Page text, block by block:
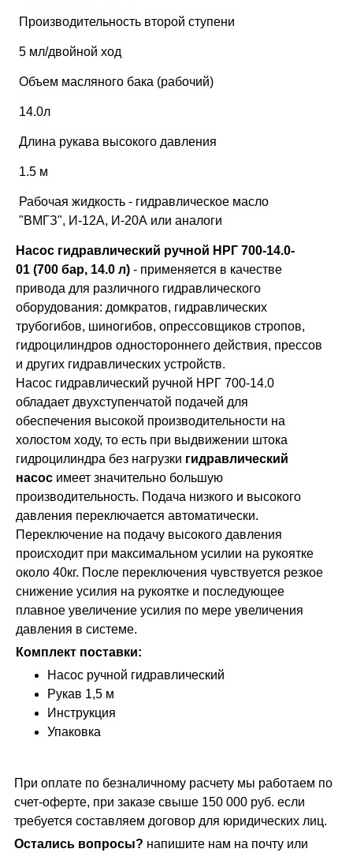
Производительность второй ступени
5 мл/двойной ход
Объем масляного бака (рабочий)
14.0л
Длина рукава высокого давления
1.5 м
Рабочая жидкость - гидравлическое масло
"ВМГЗ", И-12А, И-20А или аналоги
Насос гидравлический ручной НРГ 700-14.0-
01 (700 бар, 14.0 л) - применяется в качестве
привода для различного гидравлического
оборудования: домкратов, гидравлических
трубогибов, шиногибов, опрессовщиков стропов,
гидроцилиндров одностороннего действия, прессов
и других гидравлических устройств.
Насос гидравлический ручной НРГ 700-14.0
обладает двухступенчатой подачей для
обеспечения высокой производительности на
холостом ходу, то есть при выдвижении штока
гидроцилиндра без нагрузки гидравлический
насос имеет значительно большую
производительность. Подача низкого и высокого
давления переключается автоматически.
Переключение на подачу высокого давления
происходит при максимальном усилии на рукоятке
около 40кг. После переключения чувствуется резкое
снижение усилия на рукоятке и последующее
плавное увеличение усилия по мере увеличения
давления в системе.
Комплект поставки:
Насос ручной гидравлический
Рукав 1,5 м
Инструкция
Упаковка
При оплате по безналичному расчету мы работаем по
счет-оферте, при заказе свыше 150 000 руб. если
требуется составляем договор для юридических лиц.
Остались вопросы? напишите нам на почту или